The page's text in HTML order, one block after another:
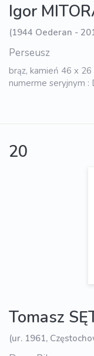
Igor
(1944 Oederan -
Perseusz
brąz, kamień 46 x
numerme seryjnym
20
Tomasz
(ur. 1961,